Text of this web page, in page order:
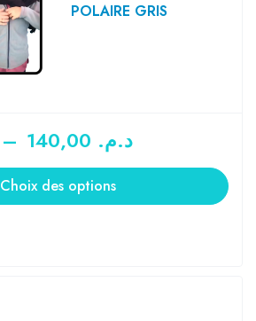
POLAIRE GRIS
– د.م.
Choix des options